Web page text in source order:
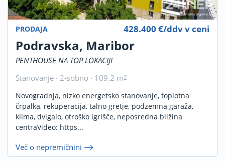
PRODAJA
Podravska, Maribor
PENTHOUSE NA TOP LOKACIJI
Stanovanje · 2-sobno · 109.2 m2
428.400 €/ddv v ceni
Novogradnja, nizko energetsko stanovanje, toplotna
črpalka, rekuperacija, talno gretje, podzemna garaža,
klima, dvigalo, otroško igrišče, neposredna bližina
centraVideo: https...
Več o nepremičnini